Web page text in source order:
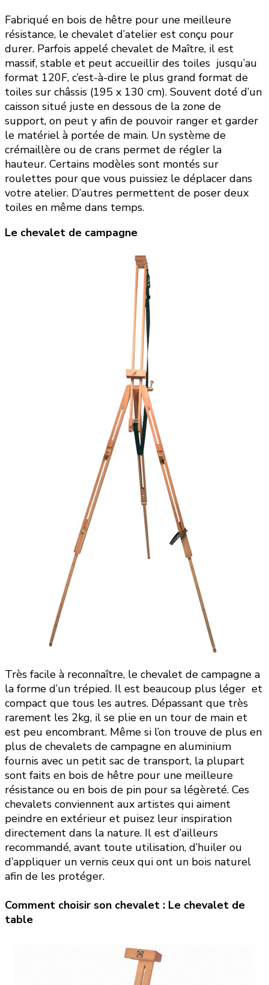
Fabriqué en bois de hêtre pour une meilleure
résistance, le chevalet d’atelier est conçu pour
durer. Parfois appelé chevalet de Maître, il est
massif, stable et peut accueillir des toiles jusqu’au
format 120F, c’est-à-dire le plus grand format de
toiles sur châssis (195 x 130 cm). Souvent doté d’un
caisson situé juste en dessous de la zone de
support, on peut y afin de pouvoir ranger et garder
le matériel à portée de main. Un système de
crémaillère ou de crans permet de régler la
hauteur. Certains modèles sont montés sur
roulettes pour que vous puissiez le déplacer dans
votre atelier. D’autres permettent de poser deux
toiles en même dans temps.
Le chevalet de campagne
Très facile à reconnaître, le chevalet de campagne a
la forme d’un trépied. Il est beaucoup plus léger et
compact que tous les autres. Dépassant que très
rarement les 2kg, il se plie en un tour de main et
est peu encombrant. Même si l’on trouve de plus en
plus de chevalets de campagne en aluminium
fournis avec un petit sac de transport, la plupart
sont faits en bois de hêtre pour une meilleure
résistance ou en bois de pin pour sa légèreté. Ces
chevalets conviennent aux artistes qui aiment
peindre en extérieur et puisez leur inspiration
directement dans la nature. Il est d’ailleurs
recommandé, avant toute utilisation, d’huiler ou
d’appliquer un vernis ceux qui ont un bois naturel
afin de les protéger.
Comment choisir son chevalet : Le chevalet de
table